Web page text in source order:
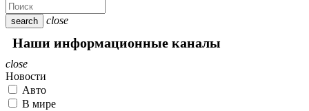
search close
Наши информационные каналы
close
Новости
Авто
В мире